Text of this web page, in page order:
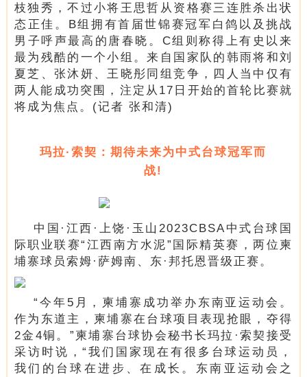
枝独秀，不过小将王思哲从资格赛三连胜杀出状
态正佳。B组拥有首届世锦赛冠军白鸽以及挑战
男子呼声最高的唐春晓。C组则称得上有史以来
最为残酷的一个小组。来自国家队的韩雨将和刘
夏芝、张沐妍、王晓彤同组竞争，四人当中仅有
两人能成功突围，注定从17日开始的首轮比赛就
将成为焦点。 (记者 张和清)
玛拉·索契：期待未来为中式台球冠军而
战!
中国·江西·上饶·玉山2023CBSA中式台球国
际职业联赛“江西南方水泥”国际精英赛，两位柬
埔寨球员索姆·萨姆南、东·邦托恩晋级正赛。
“今年5月，柬埔寨成功举办东南亚运动会。
作为东道主，柬埔寨在台球项目表现抢眼，夺得
2金4铜。”柬埔寨台球协会秘书长玛拉·索契接受
采访时说，“我们国家现在有很多台球运动员，
我们的台球在进步、在成长。东南亚运动会之